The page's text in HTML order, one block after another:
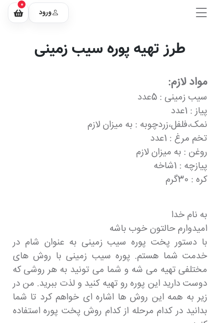
ورود
0
طرز تهیه پوره سیب زمینی
مواد لازم:
سیب زمینی : 5عدد
پیاز : 1عدد
نمک،فلفل،زردچوبه : به میزان لازم
تخم مرغ : 1عدد
روغن : به میزان لازم
پیازچه : 1شاخه
کره : 30گرم
به نام خدا
امیدوارم حالتون خوب باشه
با دستور پخت پوره سیب زمینی به عنوان شام در
خدمت شما هستم. پوره سیب زمینی با روش های
مختلفی تهیه می شه و شما می تونید به هر روشی که
دوست دارید این پوره رو تهیه کنید و لذت ببرید. من در
زیر به همه این روش ها اشاره ای خواهم کرد تا شما
بدانید در کدام مرحله از کدام روش پخت پوره استفاده